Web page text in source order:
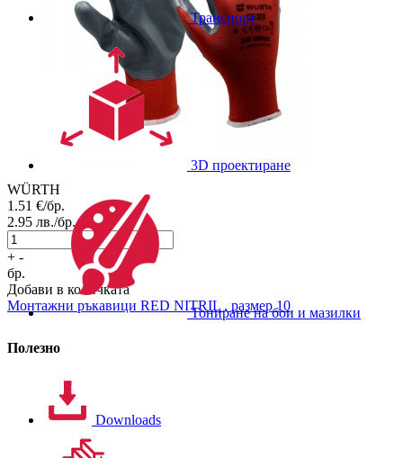
WÜRTH
1.51 €/бр.
2.95 лв./бр.
+ -
бр.
Добави в количката
Монтажни ръкавици RED NITRIL , размер 10
Транспорт
3D проектиране
Тониране на бои и мазилки
Полезно
Downloads